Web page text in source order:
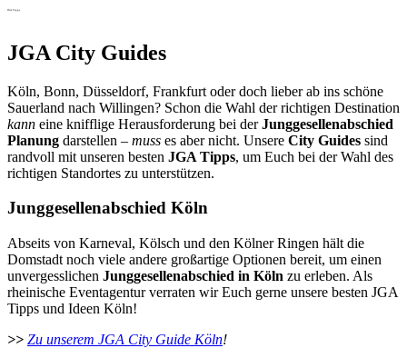
JGA Tipps
JGA City Guides
Köln, Bonn, Düsseldorf, Frankfurt oder doch lieber ab ins schöne
Sauerland nach Willingen? Schon die Wahl der richtigen Destination
kann eine knifflige Herausforderung bei derJunggesellenabschied
Planung darstellen – muss es aber nicht. Unsere City Guides sind
randvoll mit unseren besten JGA Tipps, um Euch bei der Wahl des
richtigen Standortes zu unterstützen.
Junggesellenabschied Köln
Abseits von Karneval, Kölsch und den Kölner Ringen hält die
Domstadt noch viele andere großartige Optionen bereit, um einen
unvergesslichen Junggesellenabschied in Köln zu erleben. Als
rheinische Eventagentur verraten wir Euch gerne unsere besten JGA
Tipps und Ideen Köln!
>> Zu unserem JGA City Guide Köln!